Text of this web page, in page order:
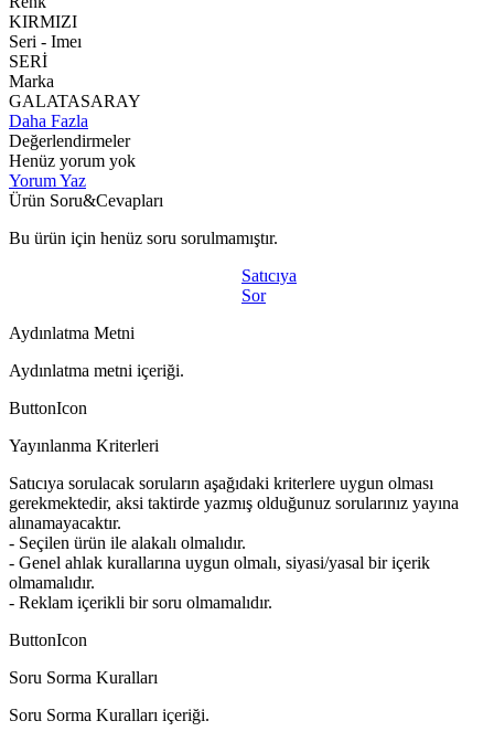
KIRMIZI
Seri - Imeı
SERİ
Marka
GALATASARAY
Daha Fazla
Değerlendirmeler
Henüz yorum yok
Yorum Yaz
Ürün Soru&Cevapları
Bu ürün için henüz soru sorulmamıştır.
Satıcıya
Sor
Aydınlatma Metni
Aydınlatma metni içeriği.
ButtonIcon
Yayınlanma Kriterleri
Satıcıya sorulacak soruların aşağıdaki kriterlere uygun olması
gerekmektedir, aksi taktirde yazmış olduğunuz sorularınız yayına
alınamayacaktır.
- Seçilen ürün ile alakalı olmalıdır.
- Genel ahlak kurallarına uygun olmalı, siyasi/yasal bir içerik
olmamalıdır.
- Reklam içerikli bir soru olmamalıdır.
ButtonIcon
Soru Sorma Kuralları
Soru Sorma Kuralları içeriği.